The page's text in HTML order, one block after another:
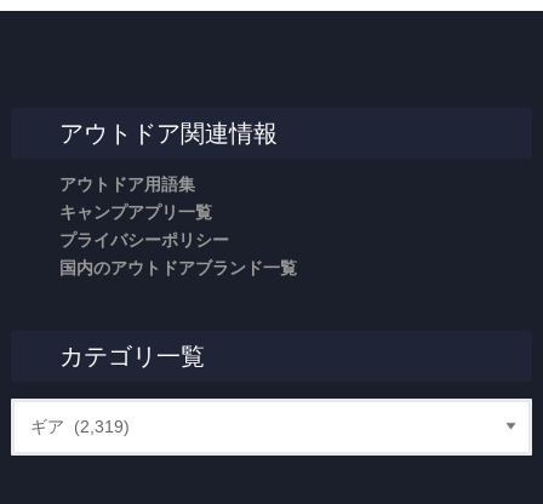
アウトドア関連情報
アウトドア用語集
キャンプアプリ一覧
プライバシーポリシー
国内のアウトドアブランド一覧
カテゴリ一覧